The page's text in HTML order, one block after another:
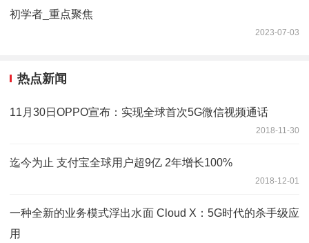
初学者_重点聚焦
2023-07-03
热点新闻
11月30日OPPO宣布：实现全球首次5G微信视频通话
2018-11-30
迄今为止 支付宝全球用户超9亿 2年增长100%
2018-12-01
一种全新的业务模式浮出水面 Cloud X：5G时代的杀手级应
用